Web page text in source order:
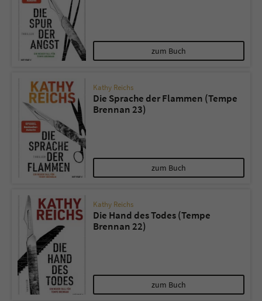
zum Buch
Kathy Reichs
Die Sprache der Flammen (Tempe
Brennan 23)
zum Buch
Kathy Reichs
Die Hand des Todes (Tempe
Brennan 22)
zum Buch